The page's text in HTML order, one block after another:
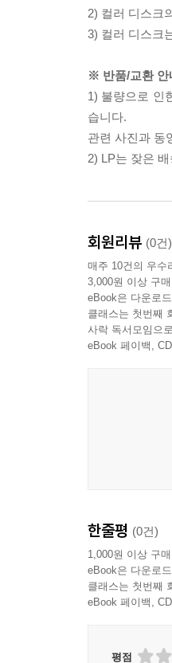
2) 컬러 디스크
3) 컬러 디스크
※ 반품/교환 안
1) 불량으로 인
습니다.
관련 사진과 동
2) LP는 잦은
회원리뷰 (0건)
매주 10건의 우수
3,000원 이상 구
eBook은 다운로
클래스는 첫번째
사락 독서모임으
eBook 페이백,
한줄평 (0건)
1,000원 이상 구
eBook은 다운로
클래스는 첫번째
eBook 페이백,
평점